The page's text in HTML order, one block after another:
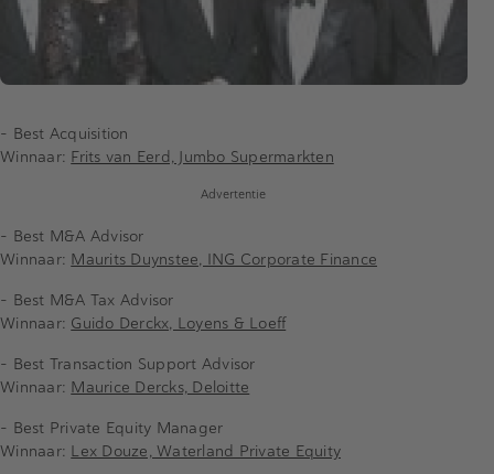
- Best Acquisition
Winnaar: Frits van Eerd, Jumbo Supermarkten
Advertentie
- Best M&A Advisor
Winnaar: Maurits Duynstee, ING Corporate Finance
- Best M&A Tax Advisor
Winnaar: Guido Derckx, Loyens & Loeff
- Best Transaction Support Advisor
Winnaar: Maurice Dercks, Deloitte
- Best Private Equity Manager
Winnaar: Lex Douze, Waterland Private Equity